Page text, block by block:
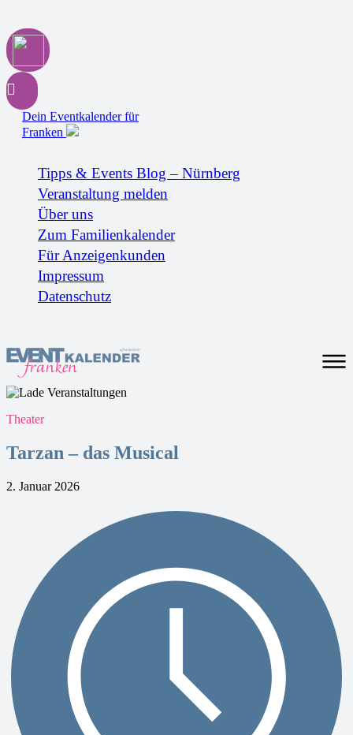
Dein Eventkalender für
Franken
Tipps & Events Blog – Nürnberg
Veranstaltung melden
Über uns
Zum Familienkalender
Für Anzeigenkunden
Impressum
Datenschutz
Theater
Tarzan – das Musical
2. Januar 2026